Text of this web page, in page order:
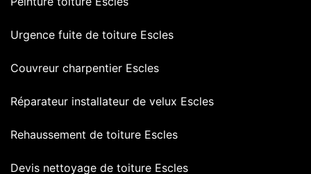
Urgence fuite de toiture Escles
Couvreur charpentier Escles
Réparateur installateur de velux Escles
Rehaussement de toiture Escles
Devis nettoyage de toiture Escles